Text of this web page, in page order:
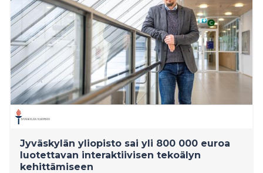
Jyväskylän yliopisto sai yli 800 000 euroa
luotettavan interaktiivisen tekoälyn
kehittämiseen